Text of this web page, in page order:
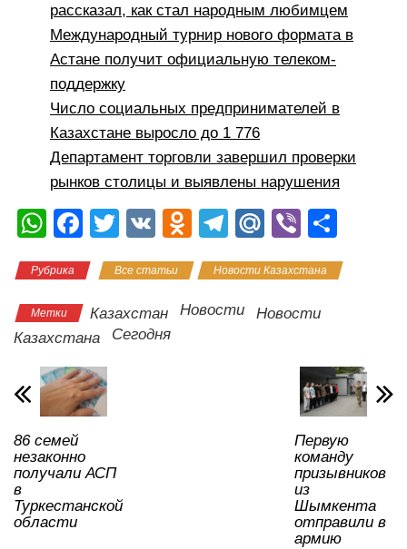
рассказал, как стал народным любимцем
Международный турнир нового формата в
Астане получит официальную телеком-
поддержку
Число социальных предпринимателей в
Казахстане выросло до 1 776
Департамент торговли завершил проверки
рынков столицы и выявлены нарушения
W
at
s
A
p
p
F
c
e
b
o
o
k
T
tt
er
V
O
n
o
T
e
gr
M
.R
u
Vi
er р
и
ть
Рубрика Все статьи Новости Казахстана
Метки Казахстан Новости
Новости
Казахстана
Сегодня
86 семей
незаконно
получали АСП
в
Туркестанской
области
Первую
команду
призывников
из
Шымкента
отправили в
армию